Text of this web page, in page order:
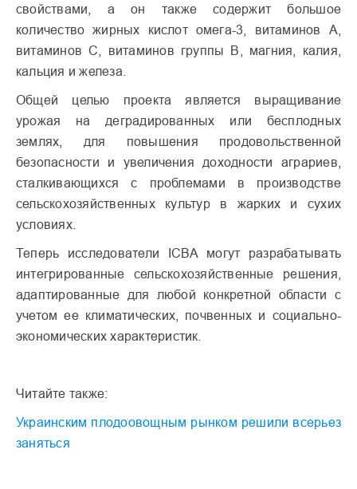
свойствами, а он также содержит большое
количество жирных кислот омега-3, витаминов А,
витаминов С, витаминов группы В, магния, калия,
кальция и железа.
Общей целью проекта является выращивание
урожая на деградированных или бесплодных
землях, для повышения продовольственной
безопасности и увеличения доходности аграриев,
сталкивающихся с проблемами в производстве
сельскохозяйственных культур в жарких и сухих
условиях.
Теперь исследователи ICBA могут разрабатывать
интегрированные сельскохозяйственные решения,
адаптированные для любой конкретной области с
учетом ее климатических, почвенных и социально-
экономических характеристик.
Читайте также:
Украинским плодоовощным рынком решили всерьез
заняться